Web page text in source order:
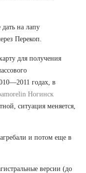
на лапу
Перекоп.
для получения
годах, в
Ногинск
ситуация меняется,
и потом еще в
версии (до